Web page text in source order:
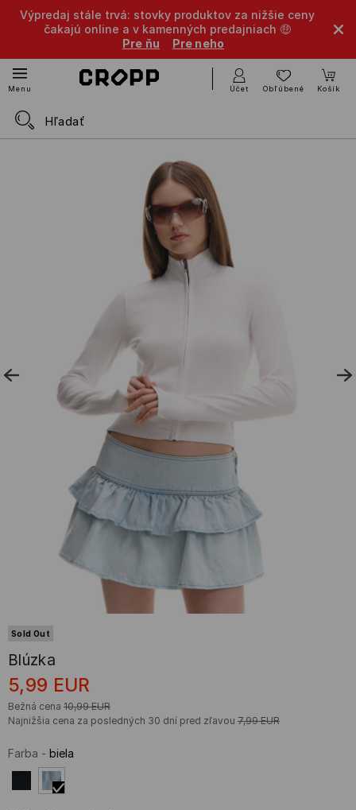
Výpredaj stále trvá: stovky produktov za nižšie ceny
čakajú online a v kamenných predajniach 🤑
Pre ňu
Pre neho
Menu Účet Obľúbené Košík
Sold Out
Blúzka
5,99 EUR
Bežná cena 10,99 EUR
Najnižšia cena za posledných 30 dní pred zľavou 7,99 EUR
Farba - biela